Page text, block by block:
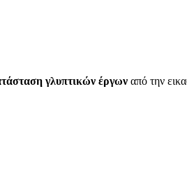
γλυπτικών έργων από την